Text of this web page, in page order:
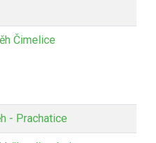
Čimelice
- Prachatice